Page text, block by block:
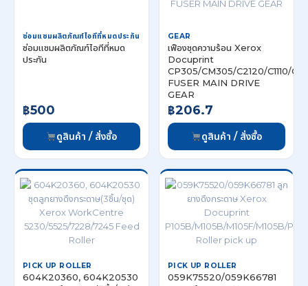
ซ่อมแซมผลิตภัณฑ์ไอทีที่หมดประกัน
ซ่อมแซมผลิตภัณฑ์ไอทีที่หมด
ประกัน
฿500
ดูสินค้า / สั่งซื้อ
GEAR
เฟืองชุดความร้อน Xerox
Docuprint
CP305/CM305/C2120/C1110/
FUSER MAIN DRIVE
GEAR
฿206.7
ดูสินค้า / สั่งซื้อ
PICK UP ROLLER
604K20360, 604K20530
PICK UP ROLLER
059K75520/059K66781